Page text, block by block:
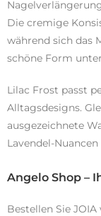
Die cremige
während sich das
schöne Form
Lilac Frost passt
Alltagsdesigns.
ausgezeichnete
Lavendel-Nuancen
Angelo Shop –
Bestellen Sie